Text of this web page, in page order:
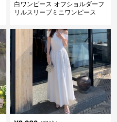
白ワンピース オフショルダーフ
リルスリーブミニワンピース